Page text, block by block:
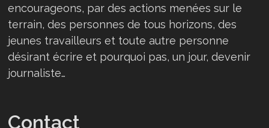
encourageons, par des actions menées sur le
terrain, des personnes de tous horizons, des
jeunes travailleurs et toute autre personne
désirant écrire et pourquoi pas, un jour, devenir
journaliste…
Contact